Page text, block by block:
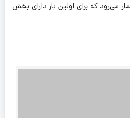
می‌رود که برای اولین بار دارای بخش